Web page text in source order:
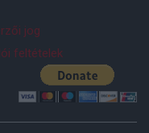
jog
feltételek